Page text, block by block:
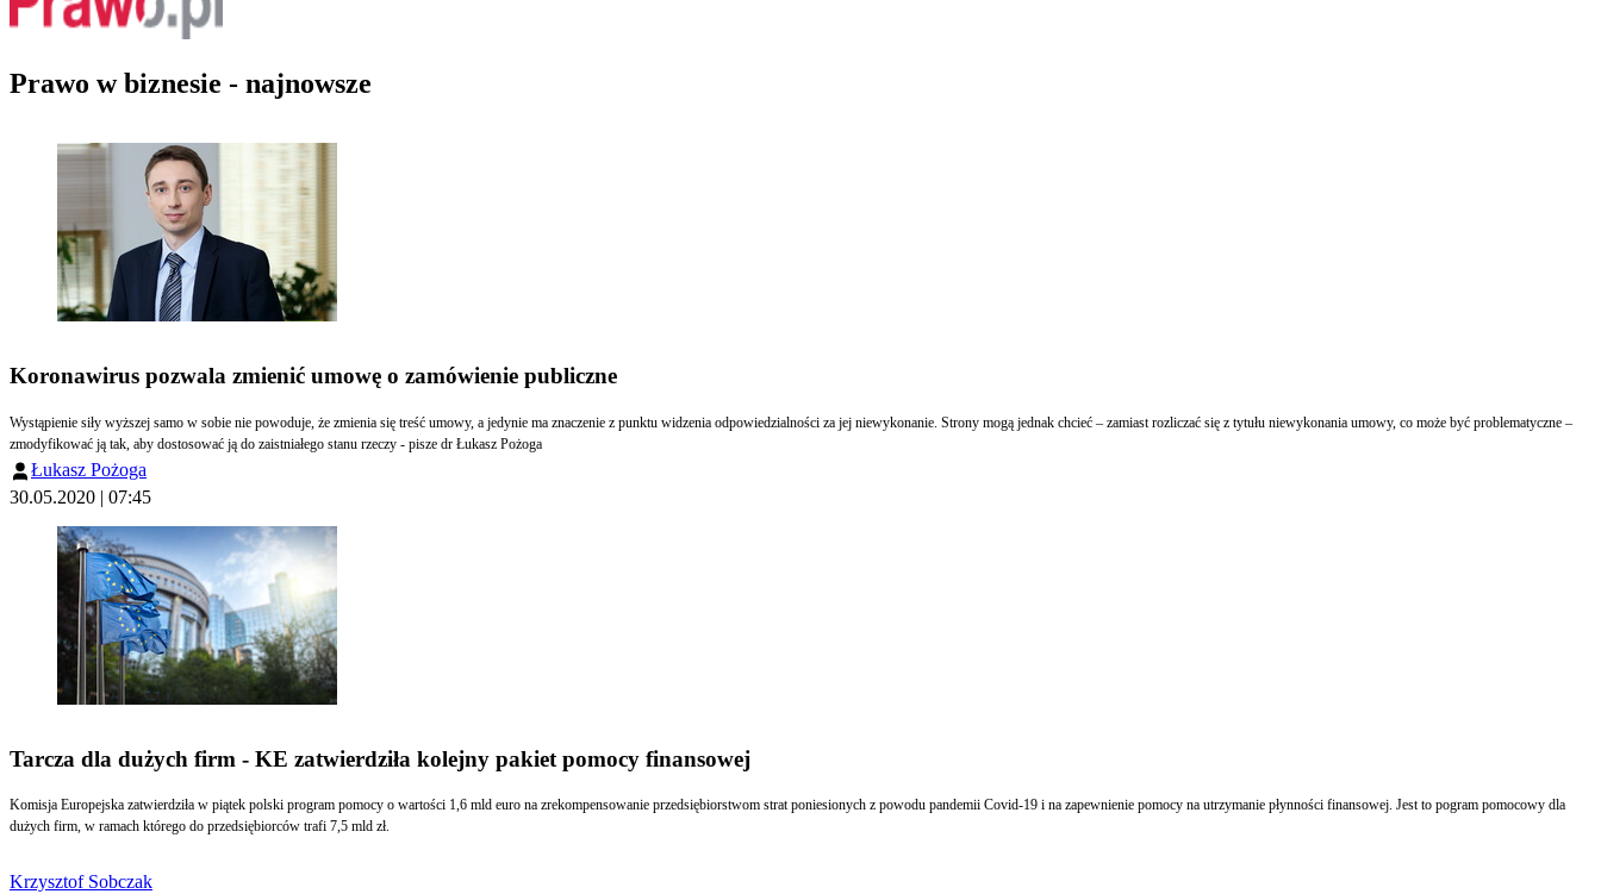
Prawo w biznesie - najnowsze
Koronawirus pozwala zmienić umowę o zamówienie publiczne
Wystąpienie siły wyższej samo w sobie nie powoduje, że zmienia się treść umowy, a jedynie ma znaczenie z punktu widzenia odpowiedzialności za jej niewykonanie. Strony mogą jednak chcieć – zamiast rozliczać się z tytułu niewykonania umowy, co może być problematyczne –
zmodyfikować ją tak, aby dostosować ją do zaistniałego stanu rzeczy - pisze dr Łukasz Pożoga
Łukasz Pożoga
30.05.2020 | 07:45
Tarcza dla dużych firm - KE zatwierdziła kolejny pakiet pomocy finansowej
Komisja Europejska zatwierdziła w piątek polski program pomocy o wartości 1,6 mld euro na zrekompensowanie przedsiębiorstwom strat poniesionych z powodu pandemii Covid-19 i na zapewnienie pomocy na utrzymanie płynności finansowej. Jest to pogram pomocowy dla
dużych firm, w ramach którego do przedsiębiorców trafi 7,5 mld zł.
Krzysztof Sobczak